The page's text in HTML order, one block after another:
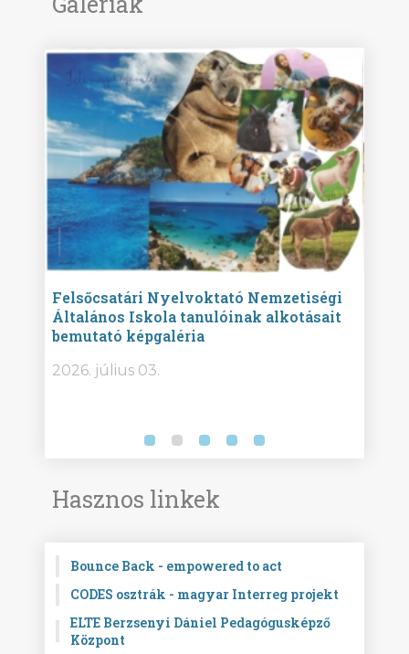
Felsőcsatári Nyelvoktató Nemzetiségi
Általános Iskola tanulóinak alkotásait
bemutató képgaléria
2026. július 03.
Hasznos linkek
Bounce Back - empowered to act
CODES osztrák - magyar Interreg projekt
ELTE Berzsenyi Dániel Pedagógusképző
Központ